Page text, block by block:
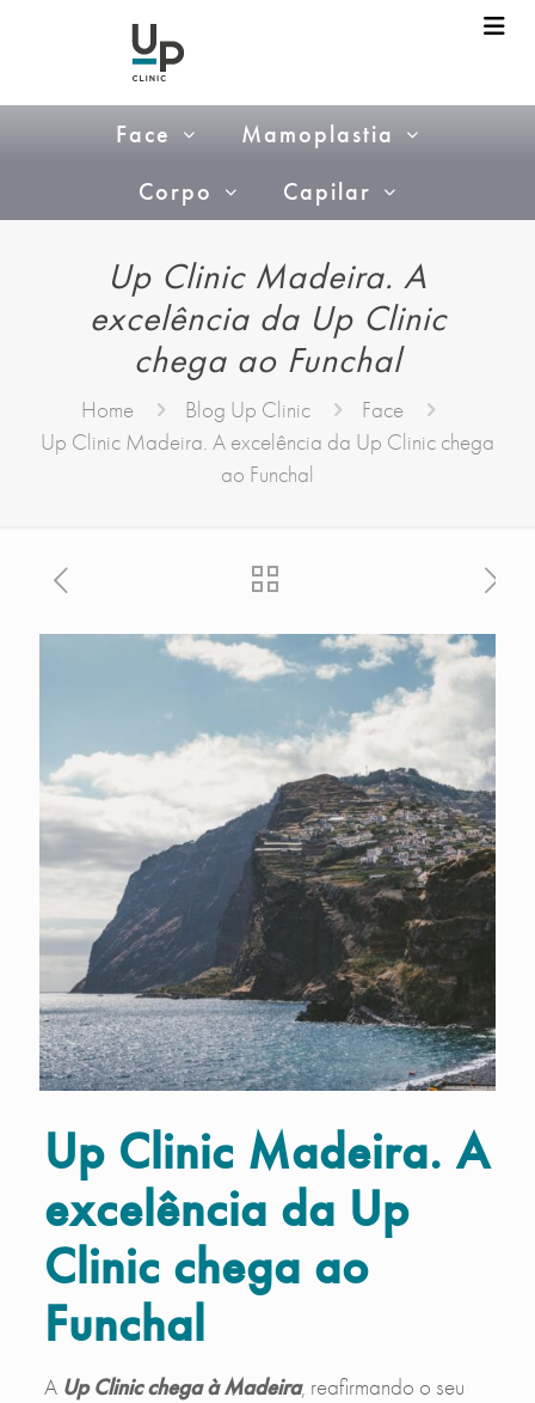
Face
Mamoplastia
Corpo
Capilar
Up Clinic Madeira. A
excelência da Up Clinic
chega ao Funchal
Home Blog Up Clinic
Face
Up Clinic Madeira. A excelência da Up Clinic chega
ao Funchal
Up Clinic Madeira. A
excelência da Up
Clinic chega ao
Funchal
A Up Clinic chega à Madeira, reafirmando o seu